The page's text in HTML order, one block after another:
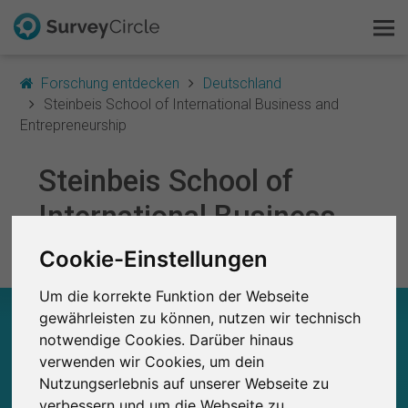
Cookie-Einstellungen
Um die korrekte Funktion der Webseite
gewährleisten zu können, nutzen wir technisch
notwendige Cookies. Darüber hinaus
verwenden wir Cookies, um dein
Nutzungserlebnis auf unserer Webseite zu
Forschung entdecken
Deutschland
Steinbeis School of International Business and
Entrepreneurship
Steinbeis School of
International Business
and Entrepreneurship
STEINBEIS SCHOOL OF INTERNATIONAL
BUSINESS AND ENTREPRENEURSHIP – AUF
EINEN BLICK
Das ist SurveyCircle
Survey Ranking
Forschung entdecken
FAQ
Kostenlos registrieren
Anmelden